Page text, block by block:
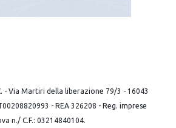
- Via Martiri della liberazione 79/3 - 16043
- REA 326208 - Reg. imprese
n./ C.F.: 03214840104.